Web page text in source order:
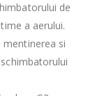
de
a aerului.
si